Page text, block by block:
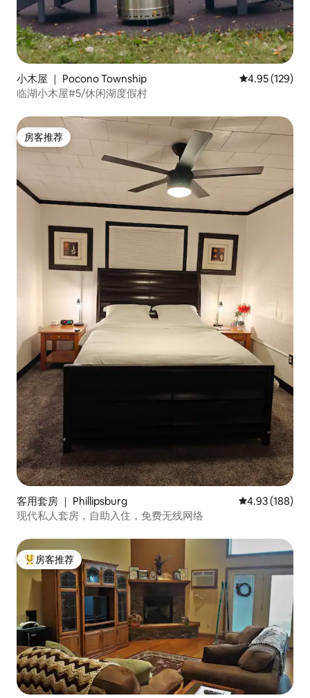
小木屋 ｜ Pocono Township 平均评分 4.95
4.95 (129)
临湖小木屋#5/休闲湖度假村
房客推荐
房客推荐
客用套房 ｜ Phillipsburg 平均评分 4.93
4.93 (188)
现代私人套房，自助入住，免费无线网络
热门「房客推荐」
房客推荐